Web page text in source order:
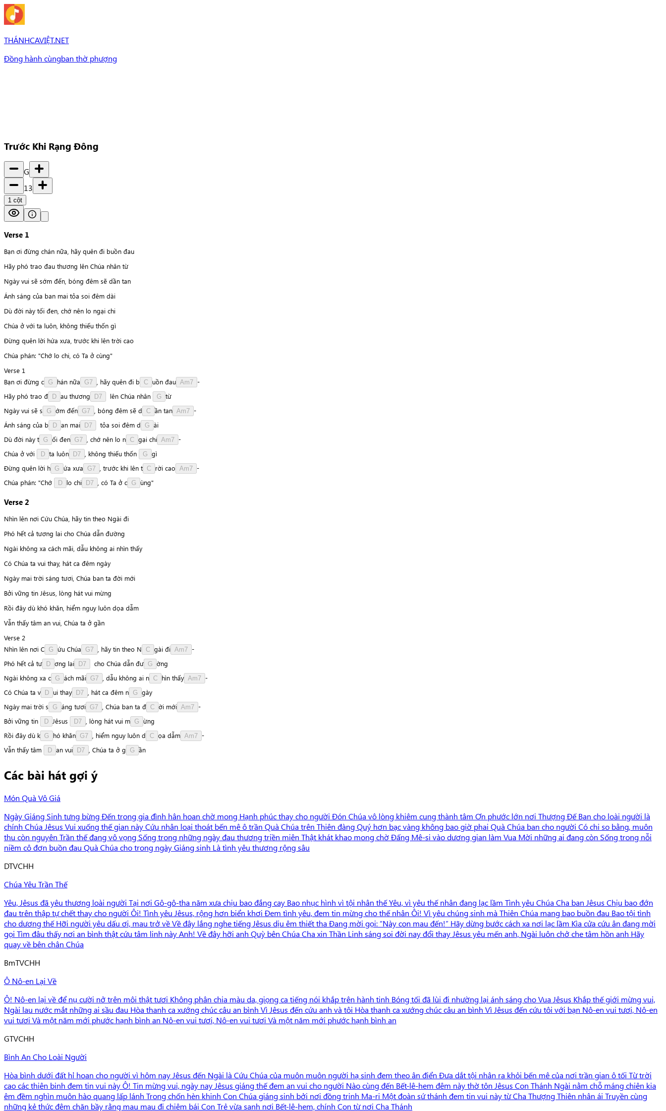
THÁNHCAVIỆT.NET
Đồng hành cùngban thờ phượng
Trước Khi Rạng Đông
G
13
1 cột
Verse 1
Bạn ơi đừng chán nữa, hãy quên đi buồn đau
Hãy phó trao đau thương lên Chúa nhân từ
Ngày vui sẽ sớm đến, bóng đêm sẽ dần tan
Ánh sáng của ban mai tỏa soi đêm dài
Dù đời này tối đen, chớ nên lo ngại chi
Chúa ở với ta luôn, không thiếu thốn gì
Ðừng quên lời hứa xưa, trước khi lên trời cao
Chúa phán: "Chớ lo chi, có Ta ở cùng"
Verse 1
Bạn ơi đừng c G hán nữa G7 hãy quên đi b C uồn đau Am7 -
Hãy phó trao đ D au thương D7 lên Chúa nhân G từ
Ngày vui sẽ s G ớm đến G7 bóng đêm sẽ d C ần tan Am7 -
Ánh sáng của b D an mai D7 tỏa soi đêm d G ài
Dù đời này t G ối đen G7 chớ nên lo n C gại chi Am7 -
Chúa ở với D ta luôn D7 không thiếu thốn G gì
Ðừng quên lời h G ứa xưa G7 trước khi lên t C rời cao Am7 -
Chúa phán: "Chớ D lo chi D7 có Ta ở c G ùng"
Verse 2
Nhìn lên nơi Cứu Chúa, hãy tin theo Ngài đi
Phó hết cả tương lai cho Chúa dẫn đường
Ngài không xa cách mãi, dẫu không ai nhìn thấy
Có Chúa ta vui thay, hát ca đêm ngày
Ngày mai trời sáng tươi, Chúa ban ta đời mới
Bởi vững tin Jêsus, lòng hát vui mừng
Rồi đây dù khó khăn, hiểm nguy luôn dọa dẫm
Vẫn thấy tâm an vui, Chúa ta ở gần
Verse 2
Nhìn lên nơi C G ứu Chúa G7 hãy tin theo N C gài đi Am7 -
Phó hết cả tư D ơng lai D7 cho Chúa dẫn đư G ờng
Ngài không xa c G ách mãi G7 dẫu không ai n C hìn thấy Am7 -
Có Chúa ta v D ui thay D7 hát ca đêm n G gày
Ngày mai trời s G áng tươi G7 Chúa ban ta đ C ời mới Am7 -
Bởi vững tin D Jêsus D7 lòng hát vui m G ừng
Rồi đây dù k G hó khăn G7 hiểm nguy luôn d C ọa dẫm Am7 -
Vẫn thấy tâm D an vui D7 Chúa ta ở g G ần
Các bài hát gợi ý
Món Quà Vô Giá
Ngày Giáng Sinh tưng bừng Đến trong gia đình hân hoan chờ mong Hạnh phúc thay cho người Đón Chúa vô lòng khiêm cung thành tâm Ơn phước lớn nơi Thượng Đế Ban cho loài người là
chính Chúa Jêsus Vui xuống thế gian này Cứu nhân loại thoát bến mê ô trần Quà Chúa trên Thiên đàng Quý hơn bạc vàng không bao giờ phai Quà Chúa ban cho người Có chi so bằng, muôn
thu còn nguyên Trần thế đang vô vọng Sống trong những ngày đau thương triền miên Thật khát khao mong chờ Đấng Mê-si vào dương gian làm Vua Mời những ai đang còn Sống trong nỗi
niềm cô đơn buồn đau Quà Chúa cho trong ngày Giáng sinh Là tình yêu thương rộng sâu
DTVCHH
Chúa Yêu Trần Thế
Yêu, Jêsus đã yêu thương loài người Tại nơi Gô-gô-tha năm xưa chịu bao đắng cay Bao nhục hình vì tội nhân thế Yêu, vì yêu thế nhân đang lạc lầm Tình yêu Chúa Cha ban Jêsus Chịu bao đớn
đau trên thập tự chết thay cho người Ôi! Tình yêu Jêsus, rộng hơn biển khơi Đem tình yêu, đem tin mừng cho thế nhân Ôi! Vì yêu chúng sinh mà Thiên Chúa mang bao buồn đau Bao tội tình
cho dương thế Hỡi người yêu dấu ơi, mau trở về Về đây lắng nghe tiếng Jêsus dịu êm thiết tha Đang mời gọi: “Này con mau đến!” Hãy dừng bước cách xa nơi lạc lầm Kìa cửa cứu ân đang mời
gọi Tìm đâu thấy nơi an bình thật cứu tâm linh này Anh! Về đây hỡi anh Quỳ bên Chúa Cha xin Thần Linh sáng soi đời nay đổi thay Jêsus yêu mến anh, Ngài luôn chở che tâm hồn anh Hãy
quay về bên chân Chúa
BmTVCHH
Ô Nô-en Lại Về
Ô! Nô-en lại về để nụ cười nở trên môi thật tươi Không phân chia màu da, giọng ca tiếng nói khắp trên hành tinh Bóng tối đã lùi đi nhường lại ánh sáng cho Vua Jêsus Khắp thế giới mừng vui,
Ngài lau nước mắt những ai sầu đau Hòa thanh ca xướng chúc câu an bình Vì Jêsus đến cứu anh và tôi Hòa thanh ca xướng chúc câu an bình Vì Jêsus đến cứu tôi với bạn Nô-en vui tươi, Nô-en
vui tươi Và một năm mới phước hạnh bình an Nô-en vui tươi, Nô-en vui tươi Và một năm mới phước hạnh bình an
GTVCHH
Bình An Cho Loài Người
Hòa bình dưới đất hỉ hoan cho người vì hôm nay Jêsus đến Ngài là Cứu Chúa của muôn muôn người hạ sinh đem theo ân điển Đưa dắt tội nhân ra khỏi bến mê của nơi trần gian ô tối Từ trời
cao các thiên binh đem tin vui này Ô! Tin mừng vui, ngày nay Jêsus giáng thế đem an vui cho người Nào cùng đến Bết-lê-hem đêm này thờ tôn Jêsus Con Thánh Ngài nằm chỗ máng chiên kia
êm đềm nghìn muôn hào quang lấp lánh Trong chốn hèn khinh Con Chúa giáng sinh bởi nơi đồng trinh Ma-ri Một đoàn sứ thánh đem tin vui này từ Cha Thượng Thiên nhân ái Truyền cùng
những kẻ thức đêm chăn bầy rằng mau mau đi chiêm bái Con Trẻ vừa sanh nơi Bết-lê-hem, chính Con từ nơi Cha Thánh